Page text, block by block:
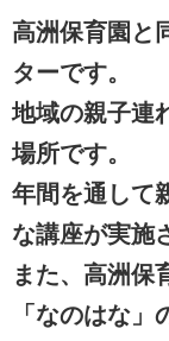
高洲保育園と
ターです。
地域の親子連
場所です。
年間を通して
な講座が実施
また、高洲保
「なのはな